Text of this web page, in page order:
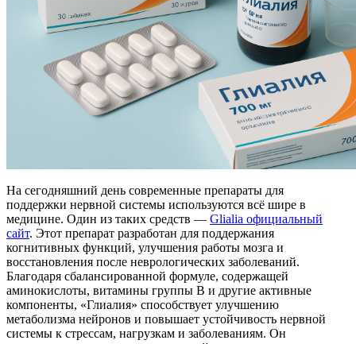
На сегодняшний день современные препараты для
поддержки нервной системы используются всё шире в
медицине. Один из таких средств — Glialia официальный
сайт. Этот препарат разработан для поддержания
когнитивных функций, улучшения работы мозга и
восстановления после неврологических заболеваний.
Благодаря сбалансированной формуле, содержащей
аминокислоты, витамины группы B и другие активные
компоненты, «Глиалия» способствует улучшению
метаболизма нейронов и повышает устойчивость нервной
системы к стрессам, нагрузкам и заболеваниям. Он